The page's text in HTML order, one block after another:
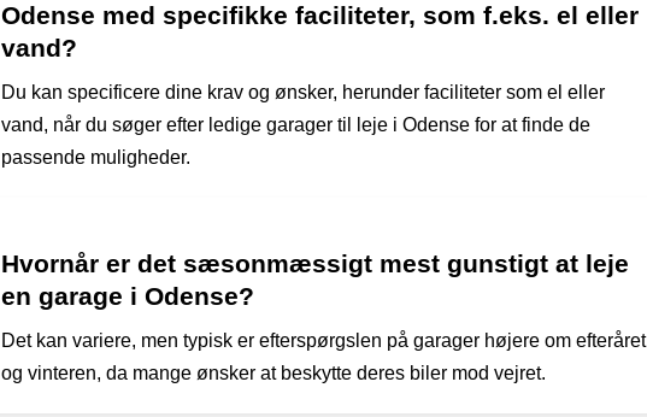
Odense med specifikke faciliteter, som f.eks. el eller
vand?
Du kan specificere dine krav og ønsker, herunder faciliteter som el eller
vand, når du søger efter ledige garager til leje i Odense for at finde de
passende muligheder.
Hvornår er det sæsonmæssigt mest gunstigt at leje
en garage i Odense?
Det kan variere, men typisk er efterspørgslen på garager højere om efteråret
og vinteren, da mange ønsker at beskytte deres biler mod vejret.